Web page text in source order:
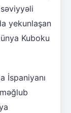
yekunlaşan
Kuboku
İspaniyanı